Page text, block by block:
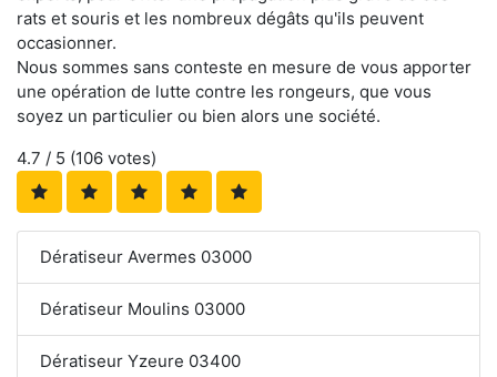
rats et souris et les nombreux dégâts qu'ils peuvent
occasionner.
Nous sommes sans conteste en mesure de vous apporter
une opération de lutte contre les rongeurs, que vous
soyez un particulier ou bien alors une société.
4.7 / 5 (106 votes)
Dératiseur Avermes 03000
Dératiseur Moulins 03000
Dératiseur Yzeure 03400